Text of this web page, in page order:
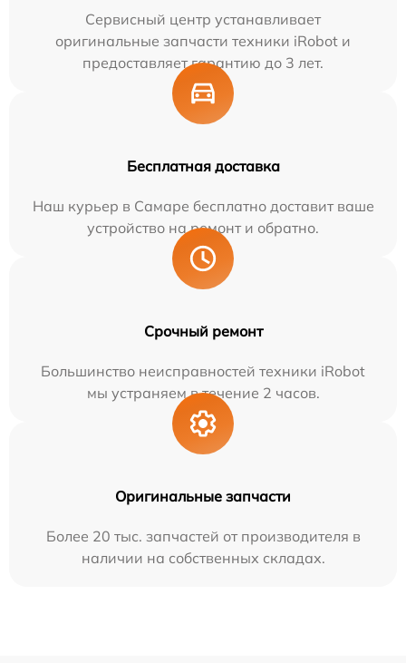
Сервисный центр устанавливает
оригинальные запчасти техники iRobot и
предоставляет гарантию до 3 лет.
Бесплатная доставка
Наш курьер в Самаре бесплатно доставит ваше
устройство на ремонт и обратно.
Срочный ремонт
Большинство неисправностей техники iRobot
мы устраняем в течение 2 часов.
Оригинальные запчасти
Более 20 тыс. запчастей от производителя в
наличии на собственных складах.